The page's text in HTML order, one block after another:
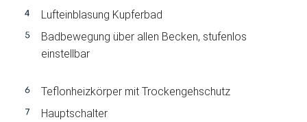
Lufteinblasung Kupferbad
Badbewegung über allen Becken, stufenlos
einstellbar
Teflonheizkörper mit Trockengehschutz
Hauptschalter